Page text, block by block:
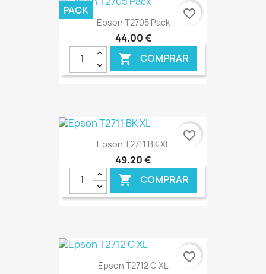
Epson T2705 Pack
44,00 €
 COMPRAR
€ ONLINE
PACK favorite_border
Epson T2711 BK XL
49,20 €
 COMPRAR
€ ONLINE
favorite_border
Epson T2712 C XL
favorite_border